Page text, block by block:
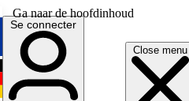
Ga naar de hoofdinhoud
Close menu
English
Deutsch
Se connecter